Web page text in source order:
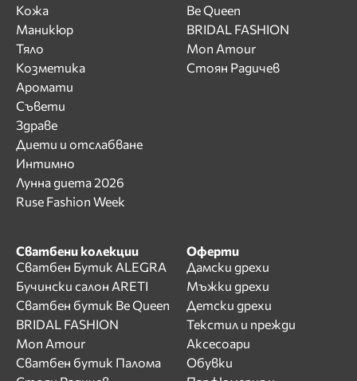
Кожа
Маникюр
Тяло
Козметика
Аромати
Съвети
Здраве
Диети и отслабване
Интимно
Лунна диета 2026
Ruse Fashion Week
Be Queen
BRIDAL FASHION
Mon Amour
Стоян Радичев
Сватбени колекции
Сватбен Бутик ALEGRA
Бучински салон ARETI
Сватбен бутик Be Queen
BRIDAL FASHION
Mon Amour
Сватбен бутик Палома
Оферти
Дамски дрехи
Мъжки дрехи
Детски дрехи
Текстил и прежди
Аксесоари
Обувки